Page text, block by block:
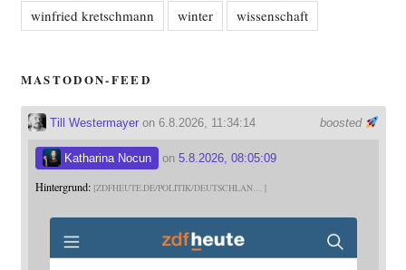
winfried kretschmann
winter wissenschaft
MASTODON-FEED
boosted
Till Westermayeron 6.8.2026, 11:34:14
Katharina Nocun on 5.8.2026, 08:05:09
Hintergrund: ZDFHEUTE.DE/POLITIK/DEUTSCHLAN